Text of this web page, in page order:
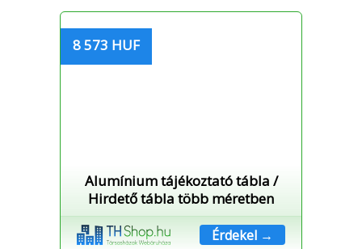
8 573 HUF
Alumínium tájékoztató tábla /
Hirdető tábla több méretben
Érdekel →